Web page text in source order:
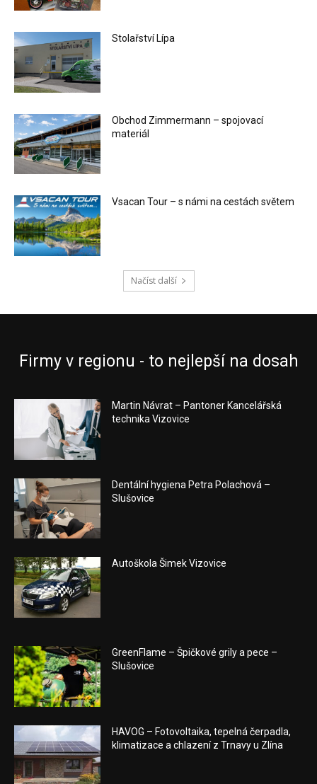
Stolařství Lípa
Obchod Zimmermann – spojovací
materiál
Vsacan Tour – s námi na cestách světem
Načíst další
Firmy v regionu - to nejlepší na dosah
Martin Návrat – Pantoner Kancelářská
technika Vizovice
Dentální hygiena Petra Polachová –
Slušovice
Autoškola Šimek Vizovice
GreenFlame – Špičkové grily a pece –
Slušovice
HAVOG – Fotovoltaika, tepelná čerpadla,
klimatizace a chlazení z Trnavy u Zlína